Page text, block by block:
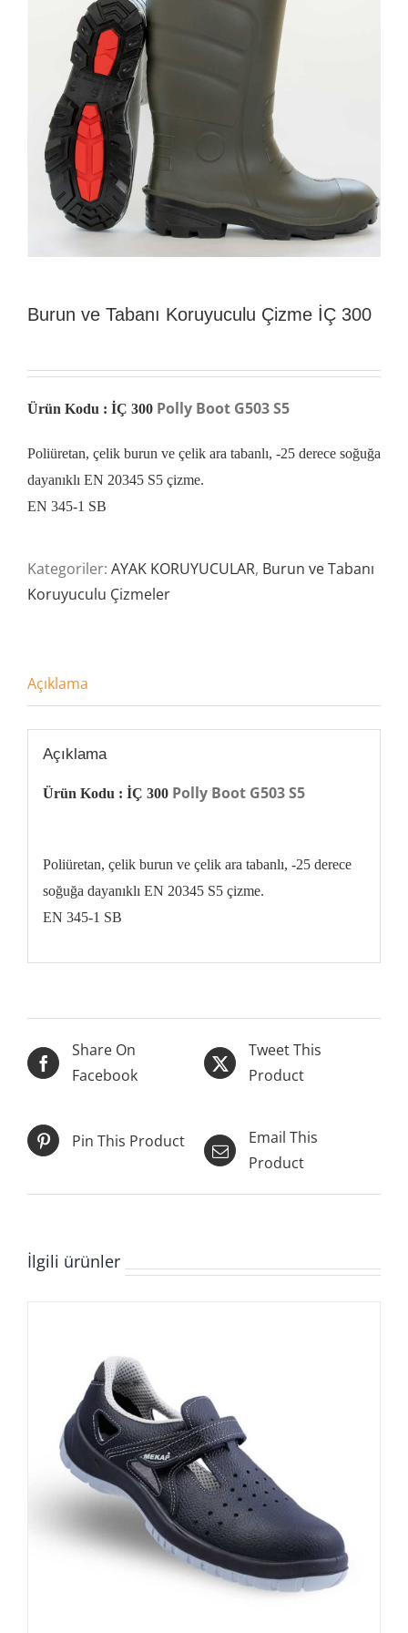
Burun ve Tabanı Koruyuculu Çizme İÇ 300
Ürün Kodu : İÇ 300 Polly Boot G503 S5
Poliüretan, çelik burun ve çelik ara tabanlı, -25 derece soğuğa
dayanıklı EN 20345 S5 çizme.
EN 345-1 SB
Kategoriler: AYAK KORUYUCULAR, Burun ve Tabanı
Koruyuculu Çizmeler
Açıklama
Açıklama
Ürün Kodu : İÇ 300 Polly Boot G503 S5
Poliüretan, çelik burun ve çelik ara tabanlı, -25 derece
soğuğa dayanıklı EN 20345 S5 çizme.
EN 345-1 SB
Share On
Facebook
Tweet This
Product
Pin This Product
Email This
Product
İlgili ürünler